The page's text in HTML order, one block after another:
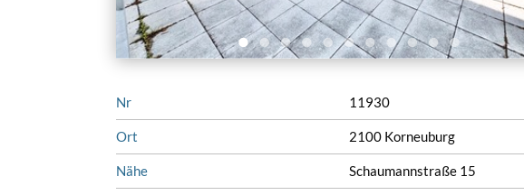
Nr 11930
Ort 2100 Korneuburg
Nähe Schaumannstraße 15